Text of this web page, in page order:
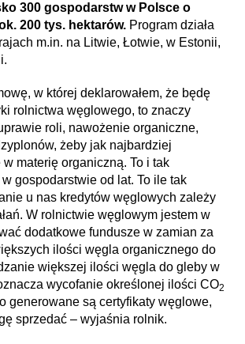
300 gospodarstw w Polsce o
200 tys. hektarów. Program działa
m.in. na Litwie, Łotwie, w Estonii,
w której deklarowałem, że będę
rolnictwa węglowego, to znaczy
roli, nawożenie organiczne,
żeby jak najbardziej
materię organiczną. To i tak
gospodarstwie od lat. To ile tak
u nas kredytów węglowych zależy
W rolnictwie węglowym jestem w
dodatkowe fundusze w zamian za
ilości węgla organicznego do
większej ilości węgla do gleby w
wycofanie określonej ilości CO2
generowane są certyfikaty węglowe,
sprzedać – wyjaśnia rolnik.